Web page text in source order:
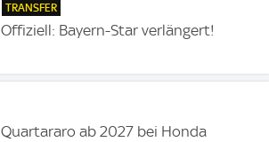
TRANSFER
Offiziell: Bayern-Star verlängert!
Quartararo ab 2027 bei Honda